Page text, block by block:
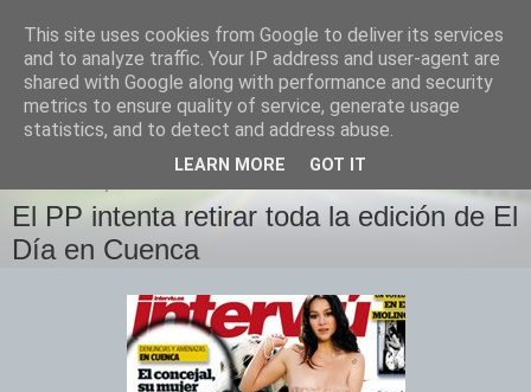
Izquierda Plural
Desde Cuenca para el mundo
El PP intenta retirar toda la edición de El
Día en Cuenca
This site uses cookies from Google to deliver its services
and to analyze traffic. Your IP address and user-agent are
shared with Google along with performance and security
metrics to ensure quality of service, generate usage
statistics, and to detect and address abuse.
LEARN MORE GOT IT